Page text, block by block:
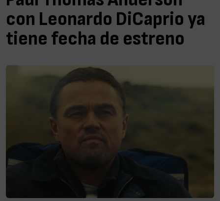
con Leonardo DiCaprio ya
tiene fecha de estreno